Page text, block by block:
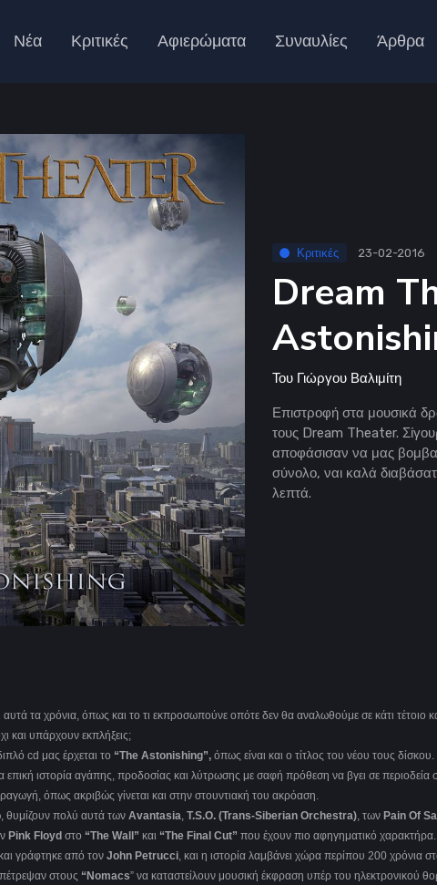
Νέα Κριτικές Αφιερώματα Συναυλίες Άρθρα
Κριτικές 23-02-2016
Dream
Του Γιώργου Βαλιμίτη
Επιστροφή στα μουσικά
τους Dream Theater.
αποφάσισαν να μας
σύνολο, ναι καλά
λεπτά.
αυτά τα χρόνια, όπως και το τι εκπροσωπούνε οπότε δεν θα αναλωθούμε σε κάτι τέτοιο
και υπάρχουν εκπλήξεις;
cd μας έρχεται το “The Astonishing”, όπως είναι και ο τίτλος του νέου τους
επική ιστορία αγάπης, προδοσίας και λύτρωσης με σαφή πρόθεση να βγει σε περιοδεία
όπως ακριβώς γίνεται και στην στουντιακή του ακρόαση.
θυμίζουν πολύ αυτά των Avantasia, T.S.O. (Trans-Siberian Orchestra), των Pain Of
Pink Floyd στο “The Wall ” και “The Final Cut” που έχουν πιο αφηγηματικό χαρακτήρα.
γράφτηκε από τον John Petrucci, και η ιστορία λαμβάνει χώρα περίπου 200 χρόνια
στους “Nomacs” να καταστείλουν μουσική έκφραση υπέρ του ηλεκτρονικού